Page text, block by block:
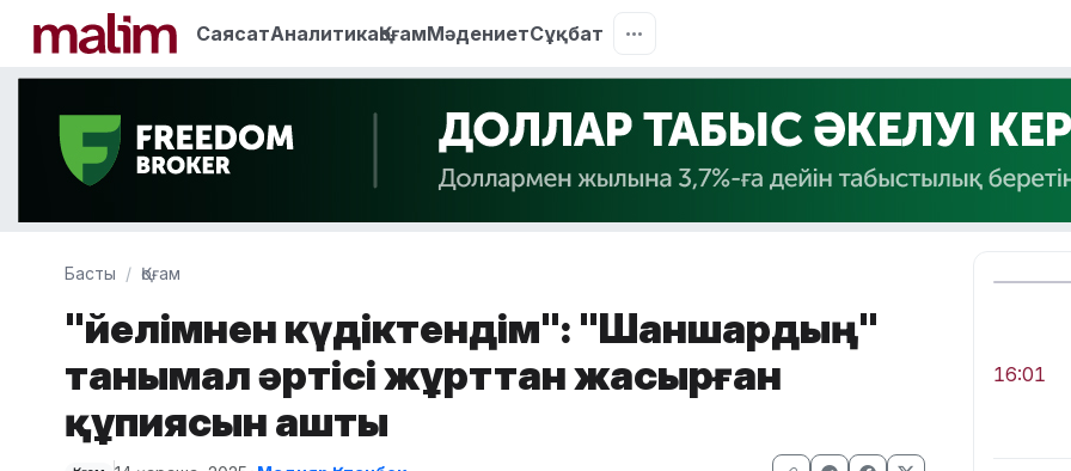
СаясатАналитикаҚоғамМәдениетСұқбат
Басты Қоғам
"Әйелімнен күдіктендім": "Шаншардың"
танымал әртісі жұрттан жасырған
құпиясын ашты
16:01